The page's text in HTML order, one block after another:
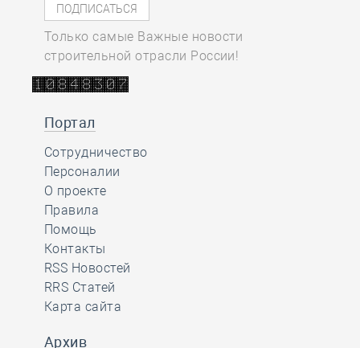
Только самые Важные новости
строительной отрасли России!
Портал
Сотрудничество
Персоналии
О проекте
Правила
Помощь
Контакты
RSS Новостей
RRS Статей
Карта сайта
Архив